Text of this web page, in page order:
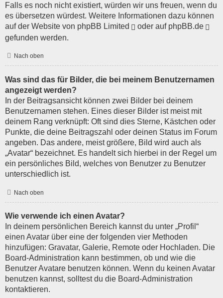
Falls es noch nicht existiert, würden wir uns freuen, wenn du
es übersetzen würdest. Weitere Informationen dazu können
auf der Website von phpBB Limited oder auf phpBB.de
gefunden werden.
Nach oben
Was sind das für Bilder, die bei meinem Benutzernamen
angezeigt werden?
In der Beitragsansicht können zwei Bilder bei deinem
Benutzernamen stehen. Eines dieser Bilder ist meist mit
deinem Rang verknüpft: Oft sind dies Sterne, Kästchen oder
Punkte, die deine Beitragszahl oder deinen Status im Forum
angeben. Das andere, meist größere, Bild wird auch als
„Avatar“ bezeichnet. Es handelt sich hierbei in der Regel um
ein persönliches Bild, welches von Benutzer zu Benutzer
unterschiedlich ist.
Nach oben
Wie verwende ich einen Avatar?
In deinem persönlichen Bereich kannst du unter „Profil“
einen Avatar über eine der folgenden vier Methoden
hinzufügen: Gravatar, Galerie, Remote oder Hochladen. Die
Board-Administration kann bestimmen, ob und wie die
Benutzer Avatare benutzen können. Wenn du keinen Avatar
benutzen kannst, solltest du die Board-Administration
kontaktieren.